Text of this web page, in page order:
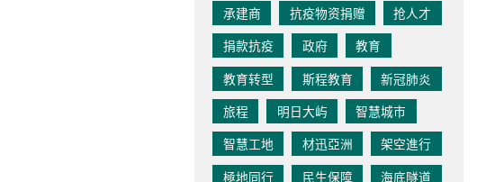
承建商
抗疫物资捐赠
抢人才
捐款抗疫
政府
教育
教育转型
斯程教育
新冠肺炎
旅程
明日大屿
智慧城市
智慧工地
材迅亞洲
架空進行
極地同行
民生保障
海底隧道